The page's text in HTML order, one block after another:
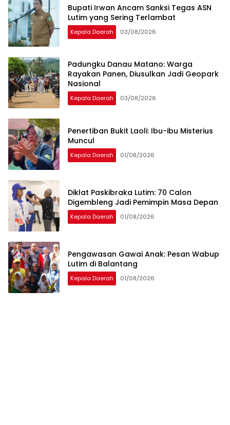
Bupati Irwan Ancam Sanksi Tegas ASN
Lutim yang Sering Terlambat
Kepala Daerah 03/08/2026
Padungku Danau Matano: Warga
Rayakan Panen, Diusulkan Jadi Geopark
Nasional
Kepala Daerah 03/08/2026
Penertiban Bukit Laoli: Ibu-ibu Misterius
Muncul
Kepala Daerah 01/08/2026
Diklat Paskibraka Lutim: 70 Calon
Digembleng Jadi Pemimpin Masa Depan
Kepala Daerah 01/08/2026
Pengawasan Gawai Anak: Pesan Wabup
Lutim di Balantang
Kepala Daerah 01/08/2026